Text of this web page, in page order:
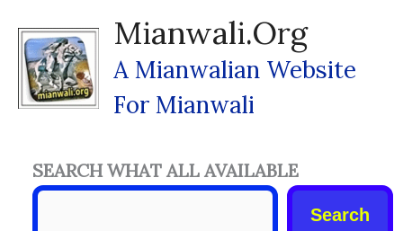
Content
Mianwali.org
A Mianwalian Website
For Mianwali
SEARCH WHAT ALL AVAILABLE
Search